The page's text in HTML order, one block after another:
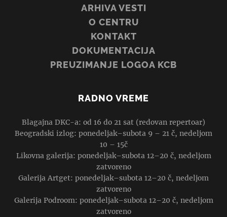
ARHIVA VESTI
O CENTRU
KONTAKT
DOKUMENTACIJA
PREUZIMANJE LOGOA KCB
RADNO VREME
Blagajna DKC-a: od 16 do 21 sat (redovan repertoar)
Beogradski izlog: ponedeljak–subota 9 – 21 č, nedeljom
10 – 15č
Likovna galerija: ponedeljak–subota 12–20 č, nedeljom
zatvoreno
Galerija Artget: ponedeljak–subota 12–20 č, nedeljom
zatvoreno
Galerija Podroom: ponedeljak–subota 12–20 č, nedeljom
zatvoreno